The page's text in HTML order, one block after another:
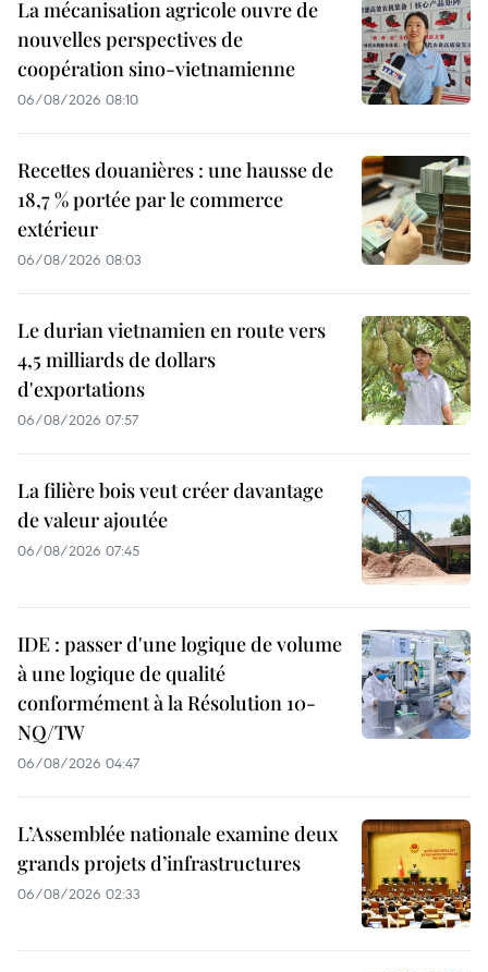
La mécanisation agricole ouvre de
nouvelles perspectives de
coopération sino-vietnamienne
06/08/2026 08:10
Recettes douanières : une hausse de
18,7 % portée par le commerce
extérieur
06/08/2026 08:03
Le durian vietnamien en route vers
4,5 milliards de dollars
d'exportations
06/08/2026 07:57
La filière bois veut créer davantage
de valeur ajoutée
06/08/2026 07:45
IDE : passer d'une logique de volume
à une logique de qualité
conformément à la Résolution 10-
NQ/TW
06/08/2026 04:47
L’Assemblée nationale examine deux
grands projets d’infrastructures
06/08/2026 02:33